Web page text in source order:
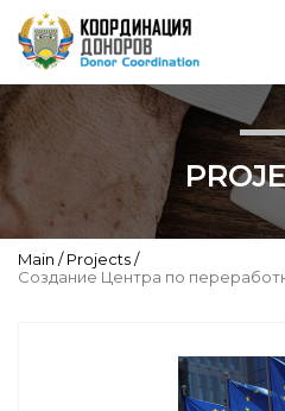
Main
Projects
Создание Центра по